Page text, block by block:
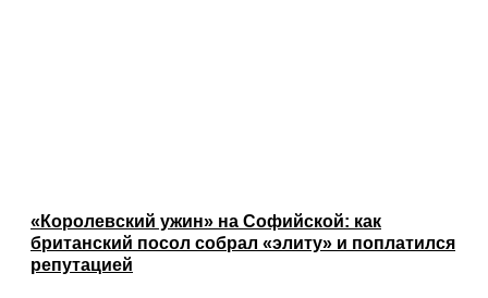
«Королевский ужин» на Софийской: как
британский посол собрал «элиту» и поплатился
репутацией